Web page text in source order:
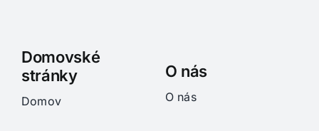
Domovské
stránky
Domov
O nás
O nás